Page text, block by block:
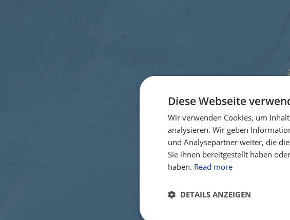
Diese Webseite
Wir verwenden Cookies, um
analysieren. Wir geben
und Analysepartner weiter, die
Sie ihnen bereitgestellt haben
haben. Read more
DETAILS ANZEIGEN